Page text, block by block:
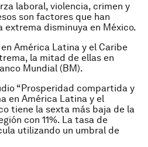
laboral, violencia, crimen y
son factores que han
extrema disminuya en México.
América Latina y el Caribe
la mitad de ellas en
Mundial (BM).
“Prosperidad compartida y
en América Latina y el
tiene la sexta más baja de la
con 11%. La tasa de
utilizando un umbral de